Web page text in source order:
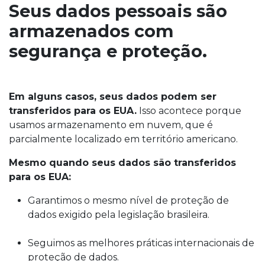
Seus dados pessoais são
armazenados com
segurança e proteção.
Em alguns casos, seus dados podem ser
transferidos para os EUA. Isso acontece porque
usamos armazenamento em nuvem, que é
parcialmente localizado em território americano.
Mesmo quando seus dados são transferidos
para os EUA:
Garantimos o mesmo nível de proteção de
dados exigido pela legislação brasileira.
Seguimos as melhores práticas internacionais de
proteção de dados.